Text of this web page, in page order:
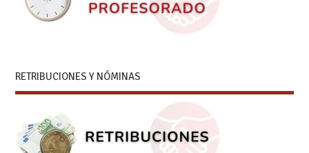
RETRIBUCIONES Y NÓMINAS